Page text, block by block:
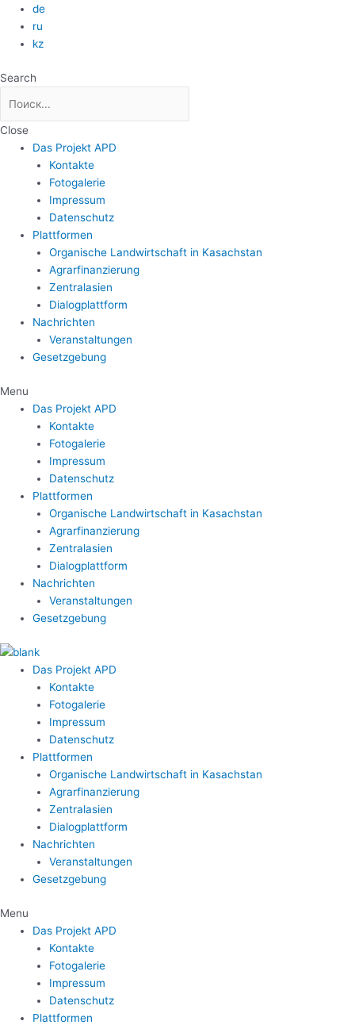
Zum
Inhalt
springen
de
ru
kz
Search
Close
Das Projekt APD
Kontakte
Fotogalerie
Impressum
Datenschutz
Plattformen
Organische Landwirtschaft in Kasachstan
Agrarfinanzierung
Zentralasien
Dialogplattform
Nachrichten
Veranstaltungen
Gesetzgebung
Menu
Das Projekt APD
Kontakte
Fotogalerie
Impressum
Datenschutz
Plattformen
Organische Landwirtschaft in Kasachstan
Agrarfinanzierung
Zentralasien
Dialogplattform
Nachrichten
Veranstaltungen
Gesetzgebung
Das Projekt APD
Kontakte
Fotogalerie
Impressum
Datenschutz
Plattformen
Organische Landwirtschaft in Kasachstan
Agrarfinanzierung
Zentralasien
Dialogplattform
Nachrichten
Veranstaltungen
Gesetzgebung
Menu
Das Projekt APD
Kontakte
Fotogalerie
Impressum
Datenschutz
Plattformen